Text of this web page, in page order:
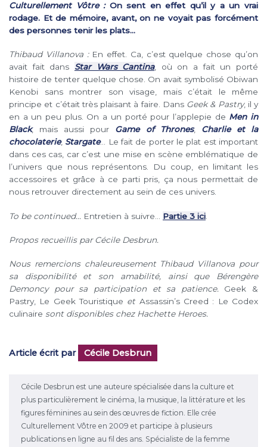
Culturellement Vôtre :On sent en effet qu’il y a un vrai
rodage. Et de mémoire, avant, on ne voyait pas forcément
des personnes tenir les plats…
Thibaud Villanova :En effet. Ca, c’est quelque chose qu’on
avait fait dans Star Wars Cantina, où on a fait un porté
histoire de tenter quelque chose. On avait symbolisé Obiwan
Kenobi sans montrer son visage, mais c’était le même
principe et c’était très plaisant à faire. Dans Geek & Pastry, il y
en a un peu plus. On a un porté pour l’applepie de Men in
Black, mais aussi pour Game of Thrones, Charlie et la
chocolaterie, Stargate… Le fait de porter le plat est important
dans ces cas, car c’est une mise en scène emblématique de
l’univers que nous représentons. Du coup, en limitant les
accessoires et grâce à ce parti pris, ça nous permettait de
nous retrouver directement au sein de ces univers.
To be continued… Entretien à suivre… Partie 3 ici
Propos recueillis par Cécile Desbrun.
Nous remercions chaleureusement Thibaud Villanova pour
sa disponibilité et son amabilité, ainsi que Bérengère
Demoncy pour sa participation et sa patience. Geek &
Pastry, Le Geek Touristique etAssassin’s Creed : Le Codex
culinaire sont disponibles chez Hachette Heroes.
Article écrit par Cécile Desbrun
Cécile Desbrun est une auteure spécialisée dans la culture et
plus particulièrement le cinéma, la musique, la littérature et les
figures féminines au sein des œuvres de fiction. Elle crée
Culturellement Vôtre en 2009 et participe à plusieurs
publications en ligne au fil des ans. Spécialiste de la femme